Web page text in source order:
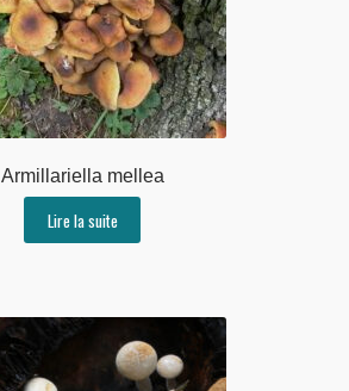
Armillariella mellea
Lire la suite